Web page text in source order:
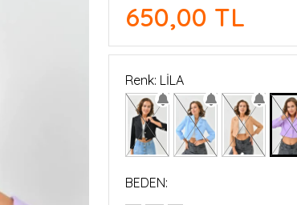
650,00 TL
Renk: LİLA
BEDEN: